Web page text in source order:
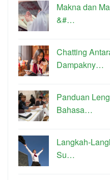
Makna dan
&#…
Chatting
Dampakny…
Panduan
Bahasa…
Langkah-
Su…